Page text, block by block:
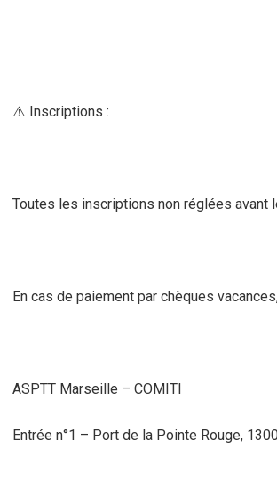
⚠️ Inscriptions :
Toutes les inscriptions non réglées
En cas de paiement par chèques
ASPTT Marseille – COMITI
Entrée n°1 – Port de la Pointe Rouge,